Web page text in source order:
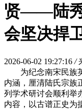
贤——陆秀
会坚决捍
2026-06-02 19:27:16 /
为纪念南宋民族
内涵，厘清陆氏宗族
列学术研讨会顺利举
内容，以古谱正史为